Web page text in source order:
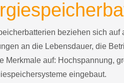
beziehen sich
an die Lebensdauer, die
Merkmale auf: Hochspannung,
eingebaut.